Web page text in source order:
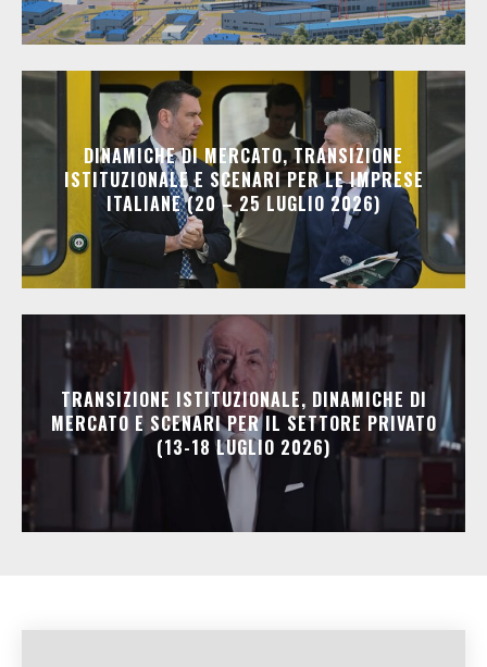
DINAMICHE DI MERCATO, TRANSIZIONE
ISTITUZIONALE E SCENARI PER LE IMPRESE
ITALIANE (20 – 25 LUGLIO 2026)
TRANSIZIONE ISTITUZIONALE, DINAMICHE DI
MERCATO E SCENARI PER IL SETTORE PRIVATO
(13-18 LUGLIO 2026)